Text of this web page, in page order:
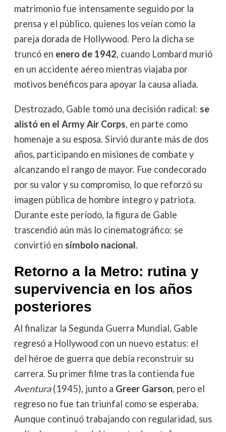
matrimonio fue intensamente seguido por la
prensa y el público, quienes los veían como la
pareja dorada de Hollywood. Pero la dicha se
truncó en enero de 1942, cuando Lombard murió
en un accidente aéreo mientras viajaba por
motivos benéficos para apoyar la causa aliada.
Destrozado, Gable tomó una decisión radical: se
alistó en el Army Air Corps, en parte como
homenaje a su esposa. Sirvió durante más de dos
años, participando en misiones de combate y
alcanzando el rango de mayor. Fue condecorado
por su valor y su compromiso, lo que reforzó su
imagen pública de hombre íntegro y patriota.
Durante este período, la figura de Gable
trascendió aún más lo cinematográfico: se
convirtió en símbolo nacional.
Retorno a la Metro: rutina y
supervivencia en los años
posteriores
Al finalizar la Segunda Guerra Mundial, Gable
regresó a Hollywood con un nuevo estatus: el
del héroe de guerra que debía reconstruir su
carrera. Su primer filme tras la contienda fue
Aventura(1945), junto a Greer Garson, pero el
regreso no fue tan triunfal como se esperaba.
Aunque continuó trabajando con regularidad, sus